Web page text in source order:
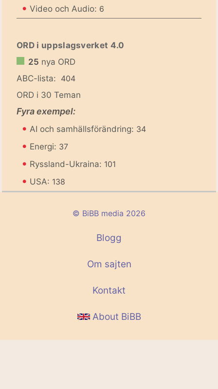
• Video och Audio: 6
ORD i uppslagsverket 4.0
25 nya ORD
ABC-lista: 404
ORD i 30 Teman
Fyra exempel:
• AI och samhällsförändring: 34
• Energi: 37
• Ryssland-Ukraina: 101
• USA: 138
© BiBB media 2026
Blogg
Om sajten
Kontakt
About BiBB